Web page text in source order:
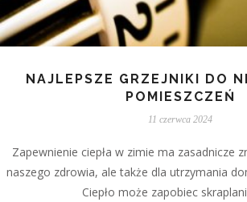
NAJLEPSZE GRZEJNIKI DO
POMIESZCZEŃ
11 czerwca 2024
Zapewnienie ciepła w zimie ma zasadnicze
naszego zdrowia, ale także dla utrzymania
Ciepło może zapobiec